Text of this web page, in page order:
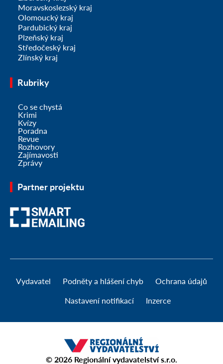
Moravskoslezský kraj
Olomoucký kraj
Pardubický kraj
Plzeňský kraj
Středočeský kraj
Zlínský kraj
Rubriky
Co se chystá
Krimi
Kvízy
Poradna
Revue
Rozhovory
Zajímavosti
Zprávy
Partner projektu
Vydavatel Podněty a hlášení chyb Ochrana údajů
Nastavení notifikací Inzerce
© 2026 Regionální vydavatelství s.r.o.